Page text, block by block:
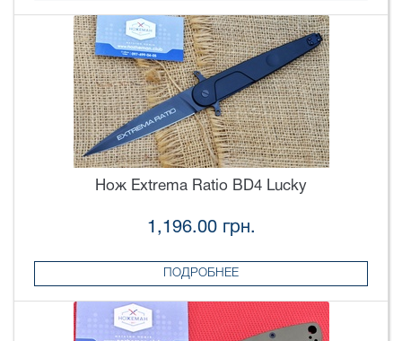
Нож Extrema Ratio BD4 Lucky
1,196.00 грн.
ПОДРОБНЕЕ